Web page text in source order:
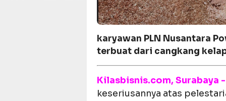
karyawan PLN Nusantara
terbuat dari cangkang
Kilasbisnis.com, Surabaya -
keseriusannya atas